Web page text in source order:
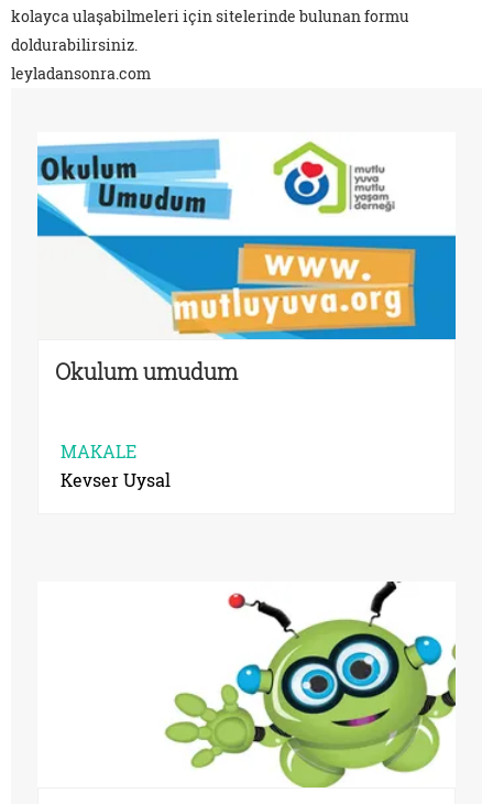
kolayca ulaşabilmeleri için sitelerinde bulunan formu
doldurabilirsiniz.
leyladansonra.com
Okulum umudum
MAKALE
Kevser Uysal